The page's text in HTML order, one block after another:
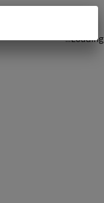
Loading...